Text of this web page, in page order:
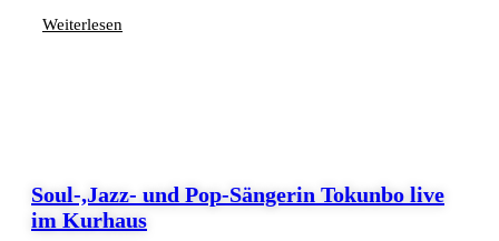
Weiterlesen
Soul-,Jazz- und Pop-Sängerin Tokunbo live
im Kurhaus